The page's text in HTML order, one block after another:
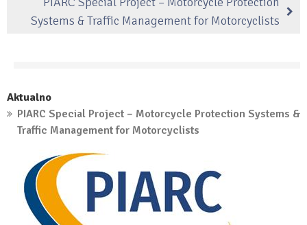
Systems & Traffic Management for Motorcyclists
Aktualno
PIARC Special Project – Motorcycle Protection Systems &
Traffic Management for Motorcyclists